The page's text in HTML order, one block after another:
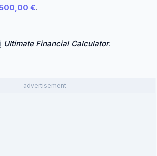
500,00 €.
Ultimate Financial Calculator.
advertisement